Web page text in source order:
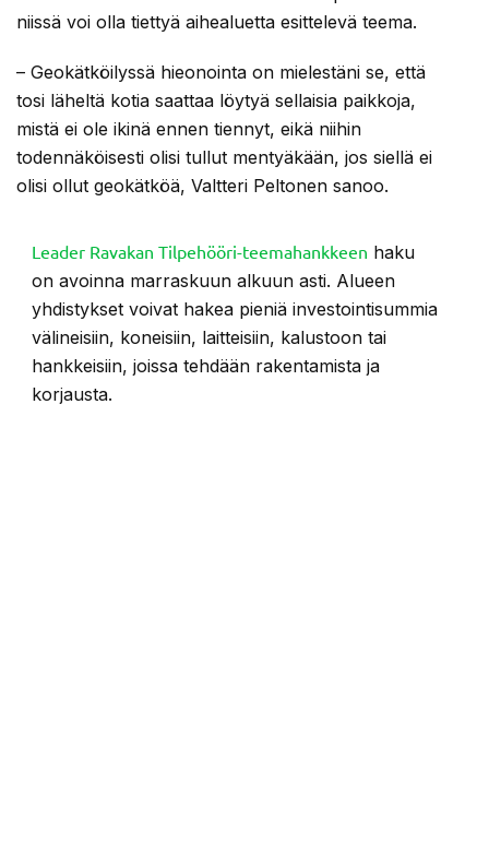
niissä voi olla tiettyä aihealuetta esittelevä teema.
– Geokätköilyssä hieonointa on mielestäni se, että
tosi läheltä kotia saattaa löytyä sellaisia paikkoja,
mistä ei ole ikinä ennen tiennyt, eikä niihin
todennäköisesti olisi tullut mentyäkään, jos siellä ei
olisi ollut geokätköä, Valtteri Peltonen sanoo.
Leader Ravakan Tilpehööri-teemahankkeen haku
on avoinna marraskuun alkuun asti. Alueen
yhdistykset voivat hakea pieniä investointisummia
välineisiin, koneisiin, laitteisiin, kalustoon tai
hankkeisiin, joissa tehdään rakentamista ja
korjausta.